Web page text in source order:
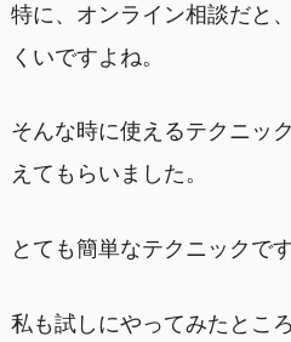
特に、オンライン相談だと
くいですよね。
そんな時に使えるテクニッ
えてもらいました。
とても簡単なテクニックです
私も試しにやってみたとこ